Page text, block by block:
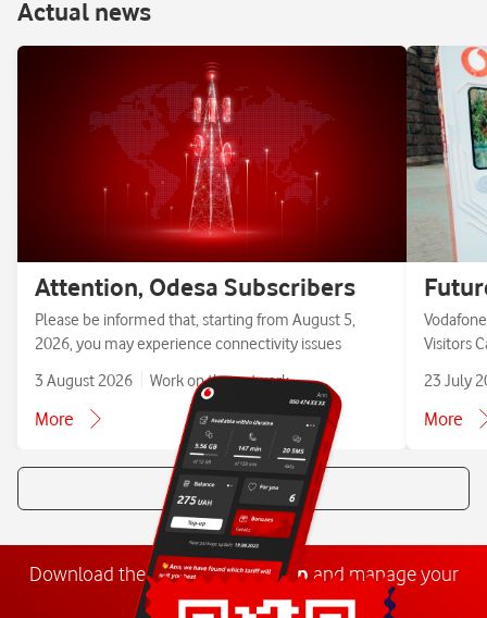
Аctual news
Attention, Odesa Subscribers
Please be informed that, starting from August 5,
2026, you may experience connectivity issues
3 August 2026
Work on the network
More
Visitors
23 July
More
All news
Download theMyVodafone app and manage your
number anywhere.